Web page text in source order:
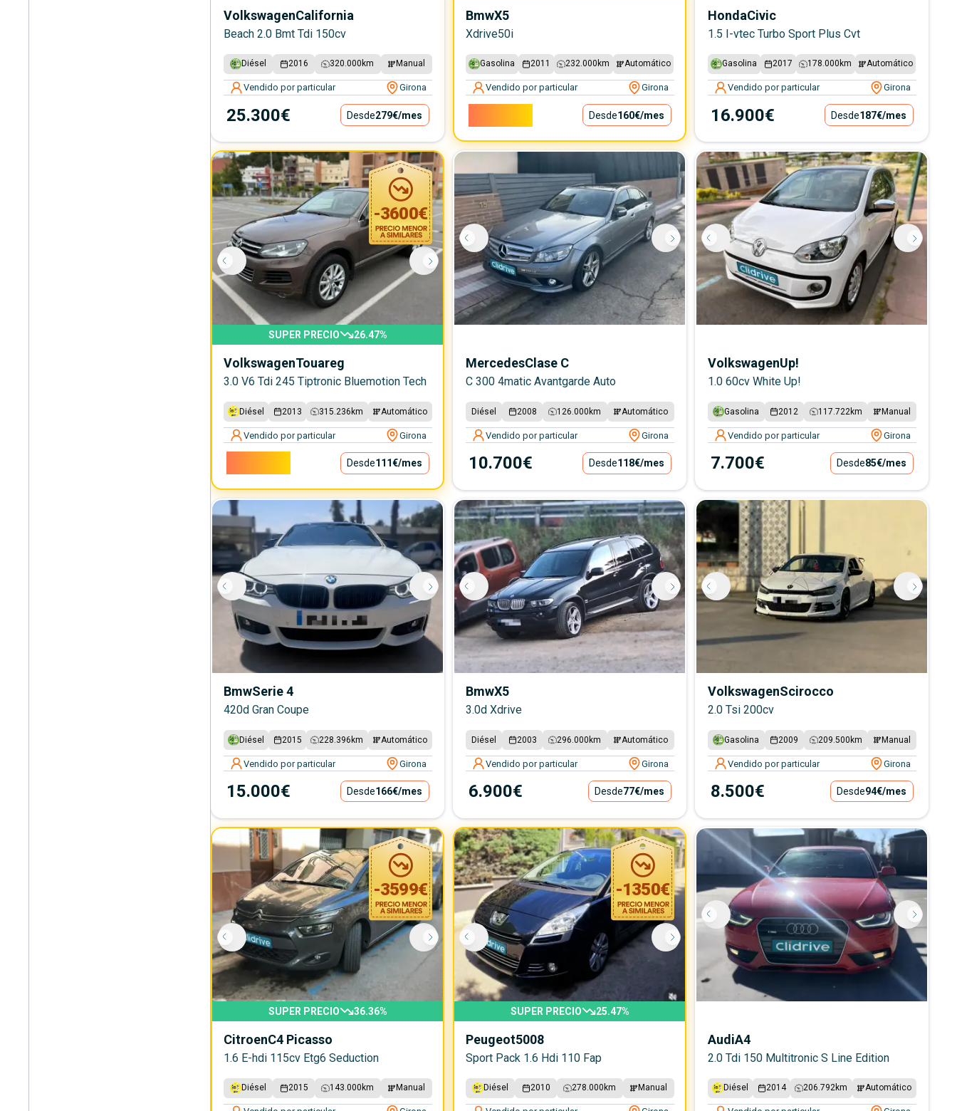
VolkswagenCalifornia
Beach 2.0 Bmt Tdi 150cv
Diésel 2016 320.000 km Manual
Vendido por particular Girona
25.300€ Desde279€/mes
BmwX5
Xdrive50i
Gasolina 2011 232.000 km Automático
Vendido por particular Girona
Desde160€/mes
HondaCivic
1.5 I-vtec Turbo Sport Plus Cvt
Gasolina 2017 178.000 km Automático
Vendido por particular Girona
16.900€ Desde187€/mes
-3600€
SUPER PRECIO 26.47%
VolkswagenTouareg
3.0 V6 Tdi 245 Tiptronic Bluemotion Tech
Diésel 2013 315.236 km Automático
Vendido por particular Girona
Desde111€/mes
MercedesClase C
C 300 4matic Avantgarde Auto
Diésel 2008 126.000 km Automático
Vendido por particular Girona
10.700€ Desde118€/mes
VolkswagenUp!
1.0 60cv White Up!
Gasolina 2012 117.722 km Manual
Vendido por particular Girona
7.700€ Desde85€/mes
BmwSerie 4
420d Gran Coupe
Diésel 2015 228.396 km Automático
Vendido por particular Girona
15.000€ Desde166€/mes
BmwX5
3.0d Xdrive
Diésel 2003 296.000 km Automático
Vendido por particular Girona
6.900€ Desde77€/mes
VolkswagenScirocco
2.0 Tsi 200cv
Gasolina 2009 209.500 km Manual
Vendido por particular Girona
8.500€ Desde94€/mes
-3599€
SUPER PRECIO 36.36%
CitroenC4 Picasso
1.6 E-hdi 115cv Etg6 Seduction
Diésel 2015 143.000 km Manual
-1350€
SUPER PRECIO 25.47%
Peugeot5008
Sport Pack 1.6 Hdi 110 Fap
Diésel 2010 278.000 km Manual
AudiA4
2.0 Tdi 150 Multitronic S Line Edition
Diésel 2014 206.792km Automático